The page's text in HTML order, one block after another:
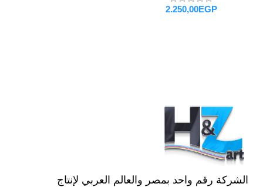
EGP
الشركة رقم واحد بمصر والعالم العربي لإنتاج